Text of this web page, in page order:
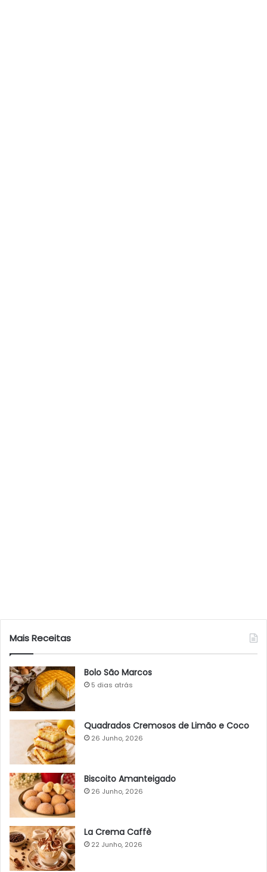
Mais Receitas
Bolo São Marcos
5 dias atrás
Quadrados Cremosos de Limão e Coco
26 Junho, 2026
Biscoito Amanteigado
26 Junho, 2026
La Crema Caffè
22 Junho, 2026